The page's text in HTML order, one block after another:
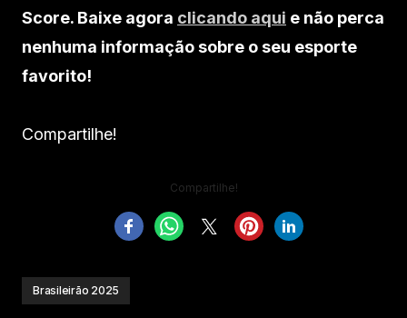
Score. Baixe agora clicando aqui e não perca
nenhuma informação sobre o seu esporte
favorito!
Compartilhe!
Compartilhe!
Brasileirão 2025